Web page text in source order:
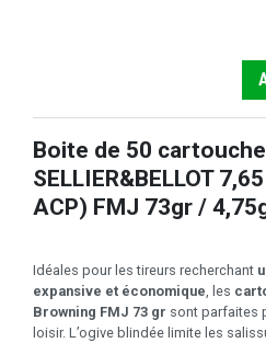
Boite de 50
SELLIER&BELLOT
ACP) FMJ 73gr /
Idéales pour les tireurs recherchant
expansive et économique, les
Browning FMJ 73 gr sont parfaites
loisir. L’ogive blindée limite les